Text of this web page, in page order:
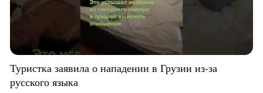
Туристка заявила о нападении в Грузии из-за
русского языка